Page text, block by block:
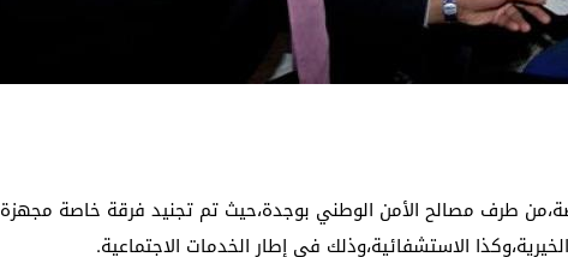
طرف مصالح الأمن الوطني بوجدة،حيث تم تجنيد فرقة خاصة مجهزة
الاستشفائية،وذلك في إطار الخدمات الاجتماعية.